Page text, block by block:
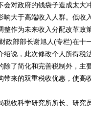
会对政府的钱袋子造成太
响大于高端收入人群。低收
整作为未来收入分配改革政
政部部长谢旭人(专栏)在十
绍说，此次修改个人所得税
除了简化和完善税制外，主
带来的双重税收优惠，使高
收科学研究所所长、研究员